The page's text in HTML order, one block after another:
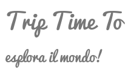
Trip Time To
esplora il mondo!